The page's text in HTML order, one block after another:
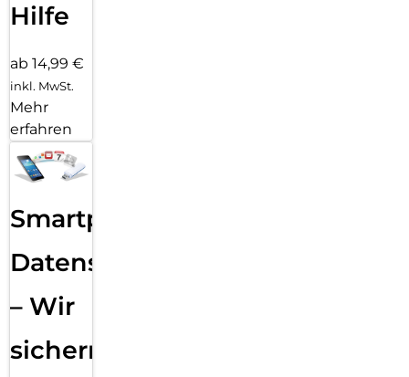
Hilfe
ab 14,99 €
inkl. MwSt.
Mehr
erfahren
Smartphone
Datensicherung
– Wir
sichern